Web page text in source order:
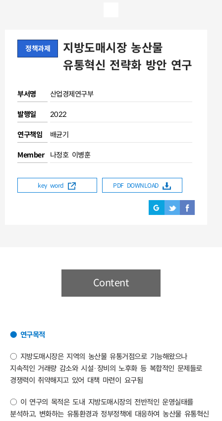
정책과제
지방도매시장 농산물
유통혁신 전략화 방안 연구
부서명 산업경제연구부
발행일 2022
연구책임 배균기
Member 나정호 이병훈
key word PDF DOWNLOAD
Content
● 연구목적
○ 지방도매시장은 지역의 농산물 유통거점으로 기능해왔으나
지속적인 거래량 감소와 시설·장비의 노후화 등 복합적인 문제들로
경쟁력이 취약해지고 있어 대책 마련이 요구됨
○ 이 연구의 목적은 도내 지방도매시장의 전반적인 운영실태를
분석하고, 변화하는 유통환경과 정부정책에 대응하여 농산물 유통혁신